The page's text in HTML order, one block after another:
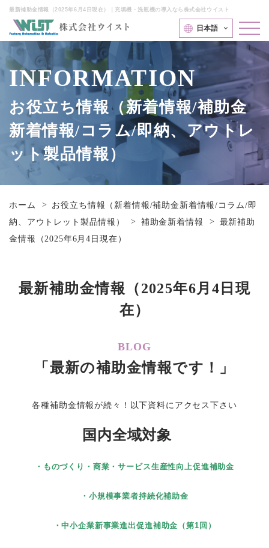
最新補助金情報（2025年6月4日現在）｜充填機・洗瓶機の導入なら株式会社ウイスト
日本語
INFORMATION
お役立ち情報（新着情報/補助金
新着情報/コラム/即納、アウトレ
ット製品情報）
ホーム
お役立ち情報（新着情報/補助金新着情報/コラム/即
納、アウトレット製品情報）
補助金新着情報
最新補助
金情報（2025年6月4日現在）
最新補助金情報（2025年6月4日現
在）
BLOG
「最新の補助金情報です！」
各種補助金情報が続々！以下資料にアクセス下さい
国内全域対象
・ものづくり・商業・サービス生産性向上促進補助金
・小規模事業者持続化補助金
・中小企業新事業進出促進補助金（第1回）